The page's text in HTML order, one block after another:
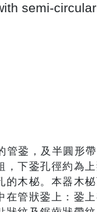
semi-
管銎，及半圓形
，下銎孔徑約為上
的木柲。本器木
在管狀銎上：銎